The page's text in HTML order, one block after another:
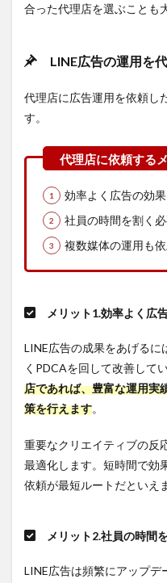
株式
の強み
株式会
広告
の運
用効
果を
上手
に検
する
のポ
イン
ト
6.1
POINT1.
ージョ
ン関連
の数字
に注目
POINT2.
ク数と
合った代理店を選ぶことも
LINE広告の運用を
代理店に広告運用を依頼し
す。
効率よく広告の効
社員の時間を割く
複数媒体の運用も
メリット1.効率よく広
LINE広告の成果をあげる
くPDCAを回して改善して
店であれば、豊富な運用実
策を行えます。
重要なクリエイティブの反
最適化します。短時間で効
依頼が最短ルートだといえ
メリット2.社員の時間
LINE広告は頻繁にアップデ